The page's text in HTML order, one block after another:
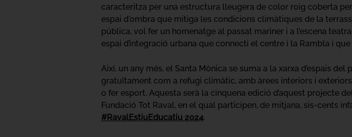
caracteritza per una estructura lleugera de color roig coberta
espai d'ombra que mitiga les condicions climàtiques de la
pública, vol fer un homenatge al passat mariner i a l’escena
espai d’integració urbana que connecti el centre i la Rambla i
Així, un any més, el Santa Mònica se suma a la xarxa d’espais
gratuïtament com a refugi climàtic, amb àrees interiors i
o fer esport. Aquesta serà la cinquena edició d’aquest projecte
Fundació Tot Raval, en el qual participen, de mitjana, sis-cents
#RavalEstiuEducatiu 2024.